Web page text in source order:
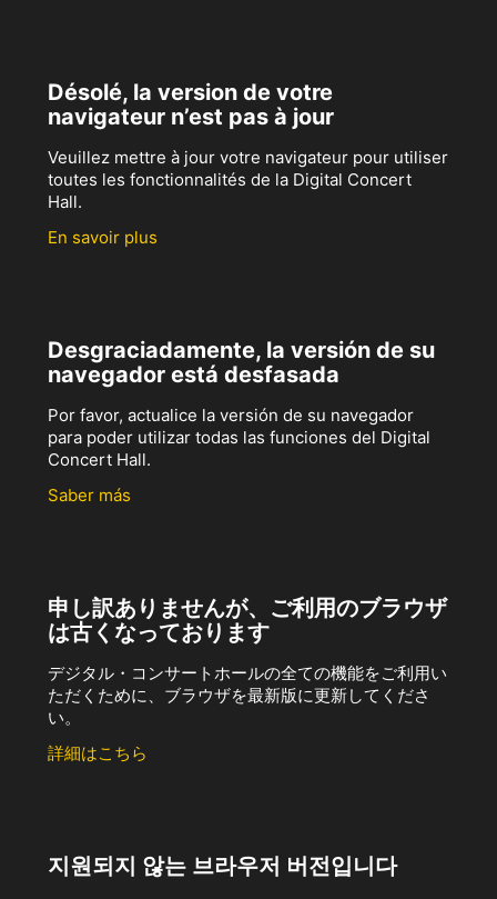
Désolé, la version de votre
navigateur n’est pas à jour
Veuillez mettre à jour votre navigateur pour utiliser
toutes les fonctionnalités de la Digital Concert
Hall.
En savoir plus
Desgraciadamente, la versión de su
navegador está desfasada
Por favor, actualice la versión de su navegador
para poder utilizar todas las funciones del Digital
Concert Hall.
Saber más
申し訳ありませんが、ご利用のブラウザ
は古くなっております
デジタル・コンサートホールの全ての機能をご利用い
ただくために、ブラウザを最新版に更新してくださ
い。
詳細はこちら
지원되지 않는 브라우저 버전입니다